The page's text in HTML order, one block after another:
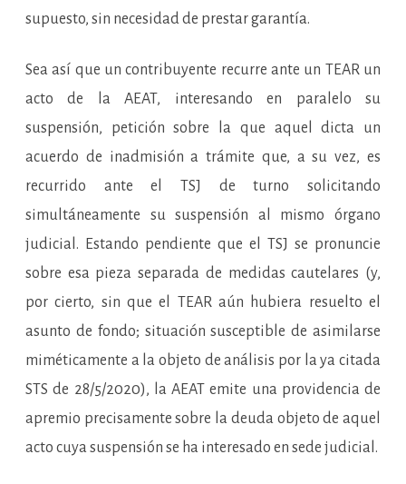
supuesto, sin necesidad de prestar garantía.
Sea así que un contribuyente recurre ante un TEAR un
acto de la AEAT, interesando en paralelo su
suspensión, petición sobre la que aquel dicta un
acuerdo de inadmisión a trámite que, a su vez, es
recurrido ante el TSJ de turno solicitando
simultáneamente su suspensión al mismo órgano
judicial. Estando pendiente que el TSJ se pronuncie
sobre esa pieza separada de medidas cautelares (y,
por cierto, sin que el TEAR aún hubiera resuelto el
asunto de fondo; situación susceptible de asimilarse
miméticamente a la objeto de análisis por la ya citada
STS de 28/5/2020), la AEAT emite una providencia de
apremio precisamente sobre la deuda objeto de aquel
acto cuya suspensión se ha interesado en sede judicial.